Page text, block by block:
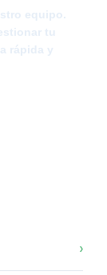
equipo.
tu
rápida y